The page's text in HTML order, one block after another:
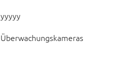
yyyyy
Überwachungskameras